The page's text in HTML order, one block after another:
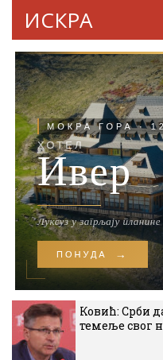
ИСКРА
Ковић: Срби
темеље свог